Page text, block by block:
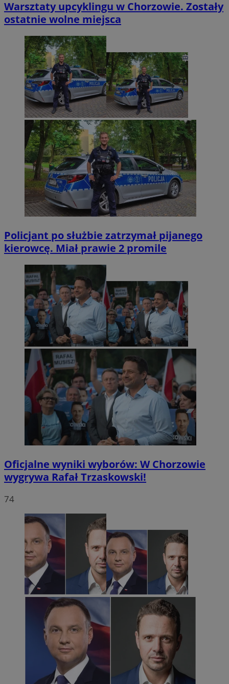
Warsztaty upcyklingu w Chorzowie. Zostały
ostatnie wolne miejsca
Policjant po służbie zatrzymał pijanego
kierowcę. Miał prawie 2 promile
Oficjalne wyniki wyborów: W Chorzowie
wygrywa Rafał Trzaskowski!
74